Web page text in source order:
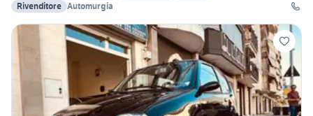
Rivenditore Automurgia